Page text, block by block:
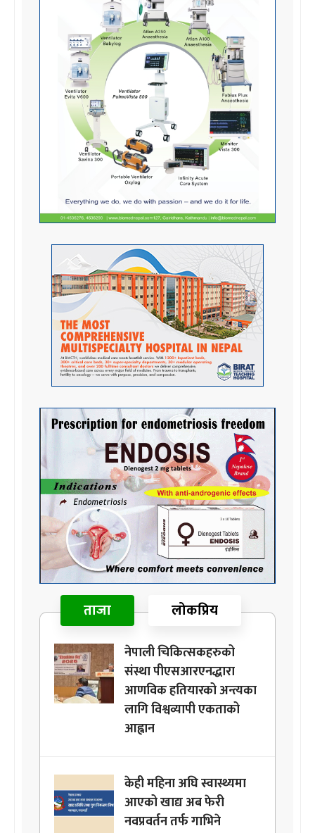
ताजा लोकप्रिय
नेपाली चिकित्सकहरुको
संस्था पीएसआरएनद्धारा
आणविक हतियारको अन्त्यका
लागि विश्वव्यापी एकताको
आह्वान
केही महिना अघि स्वास्थ्यमा
आएको खाद्य अब फेरी
नवप्रवर्तन तर्फ गाभिने